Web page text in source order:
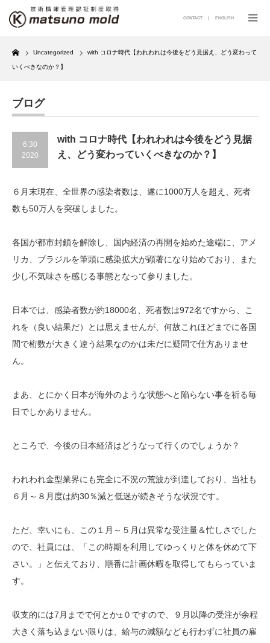
CONTACT ENGLISH
Home
Uncategorized with コロナ時代【われわれは今後をどう見据え、どう変わって
いくべきなのか？】
ブログ
6.30
2020
with コロナ時代【われわれは今後をどう見据
え、どう変わっていくべきなのか？】
６月末現在、全世界の感染者数は、遂に1000万人を超え、死者
数も50万人を突破しました。
各国が都市封鎖を解除し、国内経済の再開を始めた途端に、アメ
リカ、ブラジルを筆頭に感染拡大が顕著になり始めており、また
少し不気味さを感じる事態となって参りました。
日本では、感染者数が約18000名、死者数は972名ですから、こ
れを（良い結果だ）とは思えませんが、何故これほどまでに各国
間で桁数が大きく違う結果なのかは未だに疑問で仕方ありませ
ん。
まあ、とにかく日本が海外のような状態へと陥らない事を祈る毎
日でしかありません。
ところで、今後の日本経済はどうなって行くのでしょうか？
われわれ金型業界にも完全に不況の荒波が到達しており、当社も
６月～８月度は約30％減と低迷が続きそうな状況です。
ただ、幸いにも、この１月～５月は異常な受注量＆忙しさでした
ので、社員には、「この時期を利用してゆっくりと体を休めて下
さい。」と伝えており、順番に計画休暇を取得してもらっていま
す。
収支的には7月までで何とか±０ですので、９月以降の受注が余程
大きく落ち込まない限りは、給与の減額なども行わずに社員の雇